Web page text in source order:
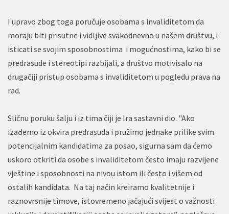
I upravo zbog toga poručuje osobama s invaliditetom da
moraju biti prisutne i vidljive svakodnevno u našem društvu, i
isticati se svojim sposobnostima i mogućnostima, kako bi se
predrasude i stereotipi razbijali, a društvo motivisalo na
drugačiji pristup osobama s invaliditetom u pogledu prava na
rad.
Sličnu poruku šalju i iz tima čiji je Ira sastavni dio. "Ako
izađemo iz okvira predrasuda i pružimo jednake prilike svim
potencijalnim kandidatima za posao, sigurna sam da ćemo
uskoro otkriti da osobe s invaliditetom često imaju razvijene
vještine i sposobnosti na nivou istom ili često i višem od
ostalih kandidata. Na taj način kreiramo kvalitetnije i
raznovrsnije timove, istovremeno jačajući svijest o važnosti